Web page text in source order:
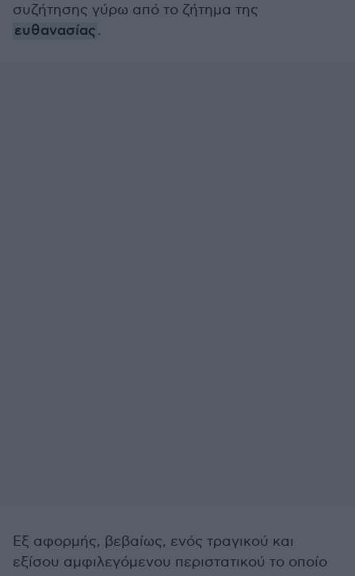
συζήτησης γύρω από το ζήτημα της
ευθανασίας.
Εξ αφορμής, βεβαίως, ενός τραγικού και
εξίσου αμφιλεγόμενου περιστατικού το οποίο